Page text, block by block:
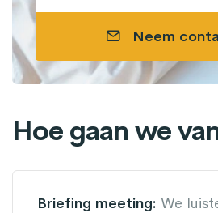
Neem
Hoe gaan we
Briefing meeting: We